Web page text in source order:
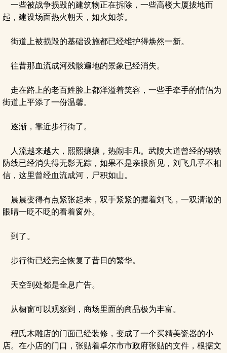
一些被战争损毁的建筑物正在拆除，一些高楼大厦拔地而
起，建设场面热火朝天，如火如荼。
街道上被损毁的基础设施都已经维护得焕然一新。
往昔那血流成河残骸遍地的景象已经消失。
走在路上的老百姓脸上都洋溢着笑容，一些手牵手的情侣为
街道上平添了一份温馨。
逐渐，靠近步行街了。
人流越来越大，熙熙攘攘，热闹非凡。武陵大道曾经的钢铁
防线已经消失得无影无踪，如果不是亲眼所见，刘飞几乎不相
信，这里曾经血流成河，尸积如山。
晨晨变得有点紧张起来，双手紧紧的握着刘飞，一双清澈的
眼睛一眨不眨的看着窗外。
到了。
步行街已经完全恢复了昔日的繁华。
天空到处都是全息广告。
从橱窗可以观察到，商场里面的商品极为丰富。
程氏木雕店的门面已经装修，变成了一个买精美瓷器的小
店。在小店的门口，张贴着卓尔市市政府张贴的文件，根据文